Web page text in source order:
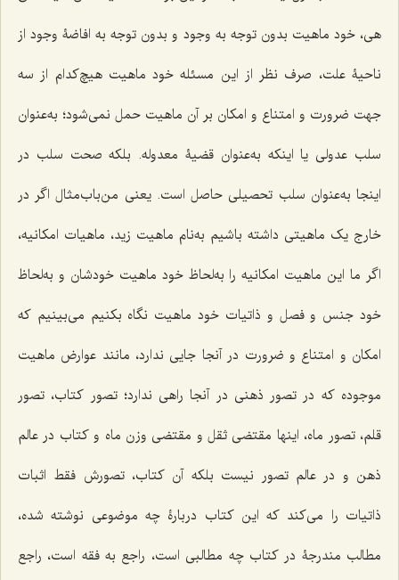
هی، خود ماهیت بدون توجه به وجود و بدون توجه به افاضۀ وجود از
ناحیۀ علت، صرف نظر از این مسئله خود ماهیت هیچ‌کدام از سه
جهت ضرورت و امتناع و امکان بر آن ماهیت حمل نمی‌شود؛ به‌عنوان
سلب عدولی یا اینکه به‌عنوان قضیۀ معدوله. بلکه صحت سلب در
اینجا به‌عنوان سلب تحصیلی حاصل است. یعنی من‌باب‌مثال اگر در
خارج یک ماهیتی داشته باشیم به‌نام ماهیت زید، ماهیات امکانیه،
اگر ما این ماهیت امکانیه را به‌لحاظ خود ماهیت خودشان و به‌لحاظ
خود جنس و فصل و ذاتیات خود ماهیت نگاه بکنیم می‌بینیم که
امکان و امتناع و ضرورت در آنجا جایی ندارد، مانند عوارض ماهیت
موجوده که در تصور ذهنی در آنجا راهی ندارد؛ تصور کتاب، تصور
قلم، تصور ماه، اینها مقتضی ثقل و مقتضی وزن ماه و کتاب در عالم
ذهن و در عالم تصور نیست بلکه آن کتاب، تصورش فقط اثبات
ذاتیات را می‌کند که این کتاب دربارۀ چه موضوعی نوشته شده،
مطالب مندرجۀ در کتاب چه مطالبی است، راجع به فقه است، راجع